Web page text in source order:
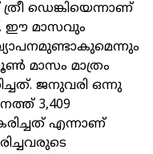
ഡെങ്കിയെന്നാണ്
ഈ മാസവും
മാസം മാത്രം
ജനുവരി ഒന്നു
3,409
എന്നാണ്